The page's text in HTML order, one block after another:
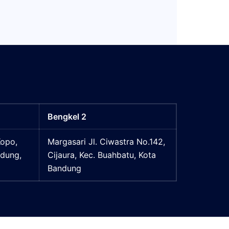
Bengkel 2
Margasari Jl. Ciwastra No.142,
Cijaura, Kec. Buahbatu, Kota
Bandung